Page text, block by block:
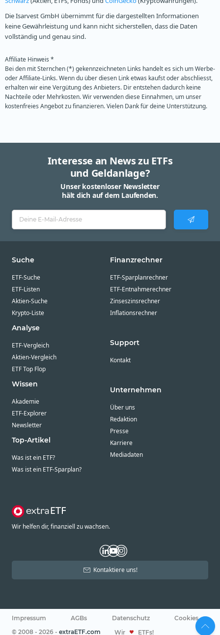
Die Isarvest GmbH übernimmt für die dargestellten Informationen
keine Gewährleistung und kann nicht sicherstellen, dass die Daten
vollständig und genau sind.
Affiliate Hinweis *
Bei den mit Sternchen (*) gekennzeichneten Links handelt es sich um Werbe-
oder Affiliate-Links. Wenn du über diesen Link etwas kaufst oder abschliesst,
erhalten wir eine Vergütung des Anbieters. Dir entstehen dadurch keine
Nachteile oder Mehrkosten. Wir verwenden diese Einnahmen, um unser
kostenfreies Angebot zu finanzieren. Vielen Dank für deine Unterstützung.
Interesse an News zu ETFs
und Geldanlage?
Unser kostenloser Newsletter
hält dich auf dem Laufenden.
Suche
ETF-Suche
ETF-Listen
Aktien-Suche
Krypto-Liste
Analyse
ETF-Vergleich
Aktien-Vergleich
ETF Top Flop
Wissen
Akademie
ETF-Explorer
Newsletter
Top-Artikel
Was ist ein ETF?
Was ist ein ETF-Sparplan?
Finanzrechner
ETF-Sparplanrechner
ETF-Entnahmerechner
Zinseszinsrechner
Inflationsrechner
Support
Kontakt
Unternehmen
Über uns
Redaktion
Presse
Karriere
Mediadaten
Wir helfen dir, finanziell zu wachsen.
Kontaktiere uns!
Impressum AGBs Datenschutz
Cookies
© 2008 - 2026 - extraETF.com Wir ETFs!